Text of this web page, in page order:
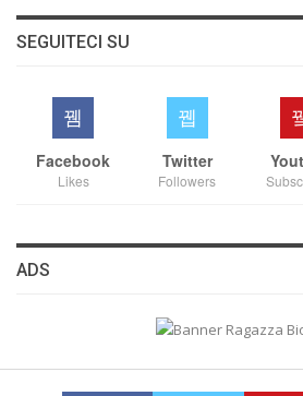
SEGUITECI SU
Facebook
Likes
Twitter
Followers
ADS